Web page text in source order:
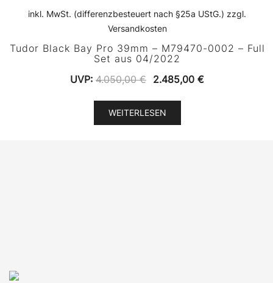
inkl. MwSt. (differenzbesteuert nach §25a UStG.) zzgl.
Versandkosten
Tudor Black Bay Pro 39mm – M79470-0002 – Full
Set aus 04/2022
UVP: 4.050,00€ Ursprünglicher
war:
4.050,00 €
2.485,00 €Aktueller
WEITERLESEN